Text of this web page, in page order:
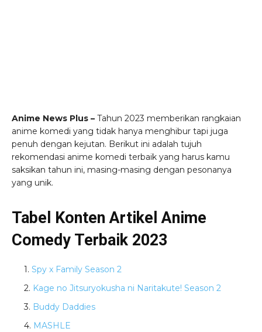
Anime News Plus – Tahun 2023 memberikan rangkaian
anime komedi yang tidak hanya menghibur tapi juga
penuh dengan kejutan. Berikut ini adalah tujuh
rekomendasi anime komedi terbaik yang harus kamu
saksikan tahun ini, masing-masing dengan pesonanya
yang unik.
Tabel Konten Artikel Anime
Comedy Terbaik 2023
Spy x Family Season 2
Kage no Jitsuryokusha ni Naritakute! Season 2
Buddy Daddies
MASHLE